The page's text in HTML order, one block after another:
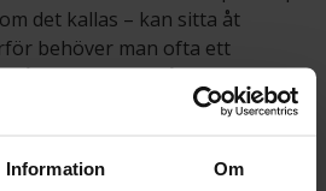
Information Om
det kallas – kan sitta åt
behöver man ofta ett
åt dem. En virknål brukar vara
att sticka ner en sådan – eller
Dra uppåt och du